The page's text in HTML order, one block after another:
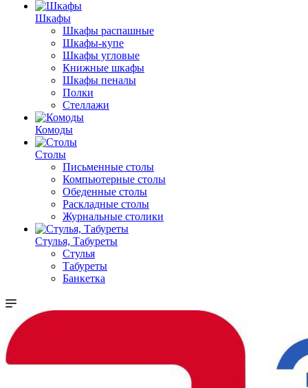
Шкафы
Шкафы распашные
Шкафы-купе
Шкафы угловые
Книжные шкафы
Шкафы пеналы
Полки
Стеллажи
Комоды
Столы
Письменные столы
Компьютерные столы
Обеденные столы
Раскладные столы
Журнальные столики
Стулья, Табуреты
Стулья
Табуреты
Банкетка